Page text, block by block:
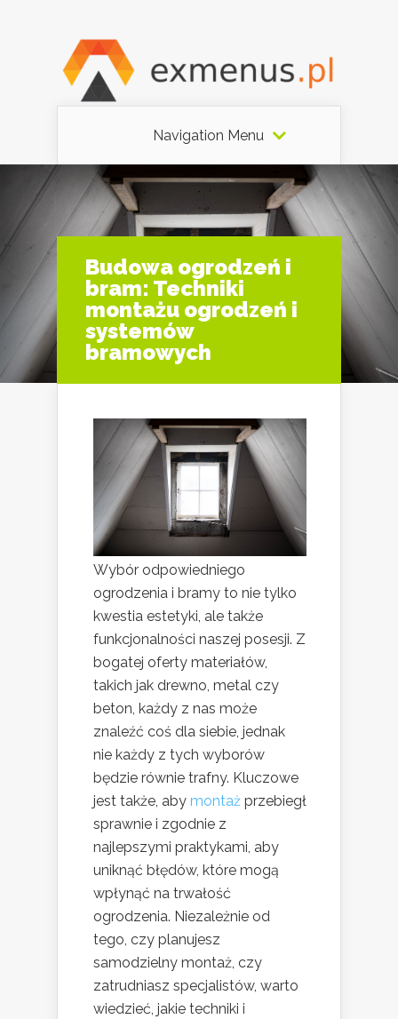
Navigation Menu
Budowa ogrodzeń i
bram: Techniki
montażu ogrodzeń i
systemów
bramowych
Wybór odpowiedniego
ogrodzenia i bramy to nie tylko
kwestia estetyki, ale także
funkcjonalności naszej posesji. Z
bogatej oferty materiałów,
takich jak drewno, metal czy
beton, każdy z nas może
znaleźć coś dla siebie, jednak
nie każdy z tych wyborów
będzie równie trafny. Kluczowe
jest także, aby montaż przebiegł
sprawnie i zgodnie z
najlepszymi praktykami, aby
uniknąć błędów, które mogą
wpłynąć na trwałość
ogrodzenia. Niezależnie od
tego, czy planujesz
samodzielny montaż, czy
zatrudniasz specjalistów, warto
wiedzieć, jakie techniki i